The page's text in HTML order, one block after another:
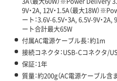
9V・2A, 12V・1.5A（最大18W）
ート：3.6V-6.5V・3A, 6.5V-9V・
ート合計最大65W
付属AC電源ケーブル長：約1m
接続コネクタ：USB-Cコネクタ/
保証：1年
質量：約200g（AC電源ケーブル含